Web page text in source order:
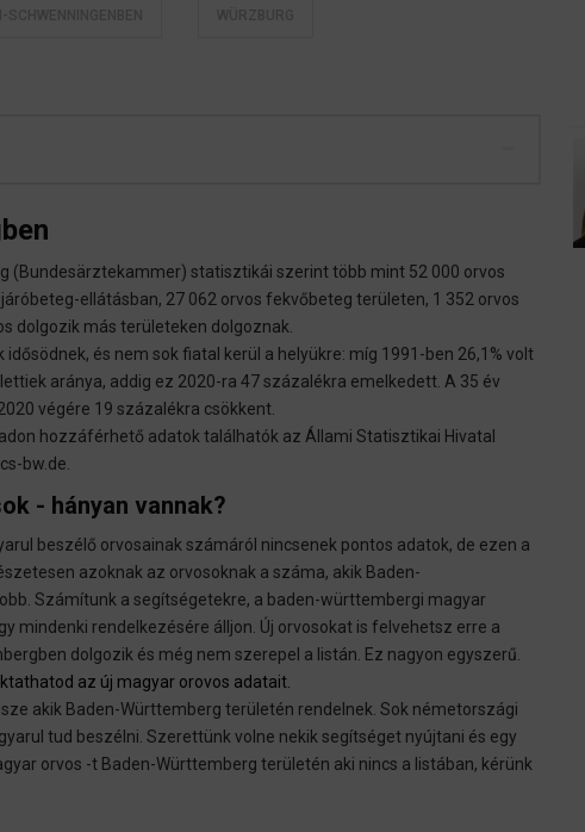
(Bundesärztekammer) statisztikái szerint több mint 52 000 orvos
ellátásban, 27 062 orvos fekvőbeteg területen, 1 352 orvos
dolgozik más területeken dolgoznak.
és nem sok fiatal kerül a helyükre: míg 1991-ben 26,1% volt
aránya, addig ez 2020-ra 47 százalékra emelkedett. A 35 év
végére 19 százalékra csökkent.
hozzáférhető adatok találhatók az Állami Statisztikai Hivatal
bw.de.
- hányan vannak?
beszélő orvosainak számáról nincsenek pontos adatok, de ezen a
azoknak az orvosoknak a száma, akik Baden-
Számítunk a segítségetekre, a baden-württembergi magyar
mindenki rendelkezésére álljon. Új orvosokat is felvehetsz erre a
dolgozik és még nem szerepel a listán. Ez nagyon egyszerű.
az új magyar orovos adatait.
akik Baden-Württemberg területén rendelnek. Sok németországi
tud beszélni. Szerettünk volne nekik segítséget nyújtani és egy
orvos -t Baden-Württemberg területén aki nincs a listában, kérünk